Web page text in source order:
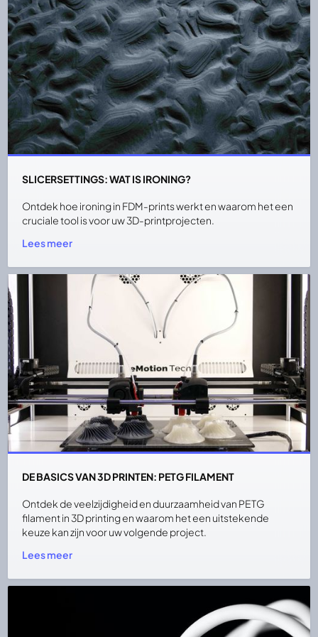
SLICERSETTINGS: WAT IS IRONING?
Ontdek hoe ironing in FDM-prints werkt en waarom het een
cruciale tool is voor uw 3D-printprojecten.
Lees meer
DE BASICS VAN 3D PRINTEN: PETG FILAMENT
Ontdek de veelzijdigheid en duurzaamheid van PETG
filament in 3D printing en waarom het een uitstekende
keuze kan zijn voor uw volgende project.
Lees meer